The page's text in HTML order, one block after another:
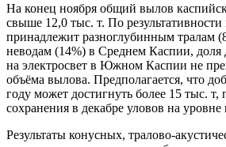
На конец ноября общий вылов
свыше 12,0 тыс. т. По
принадлежит разноглубинным тралам
неводам (14%) в Среднем Каспии,
на электросвет в Южном Каспии не
объёма вылова. Предполагается, что
году может достигнуть более 15 тыс. т,
сохранения в декабре уловов на уровне
Результаты конусных, тралово-